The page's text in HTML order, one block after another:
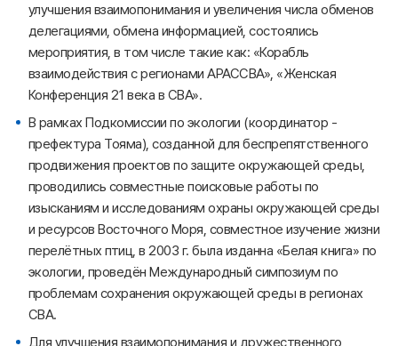
улучшения взаимопонимания и увеличения числа обменов
делегациями, обмена информацией, состоялись
мероприятия, в том числе такие как: «Корабль
взаимодействия с регионами АРАССВА», «Женская
Конференция 21 века в СВА».
В рамках Подкомиссии по экологии (координатор -
префектура Тояма), созданной для беспрепятственного
продвижения проектов по защите окружающей среды,
проводились совместные поисковые работы по
изысканиям и исследованиям охраны окружающей среды
и ресурсов Восточного Моря, совместное изучение жизни
перелётных птиц, в 2003 г. была изданна «Белая книга» по
экологии, проведён Международный симпозиум по
проблемам сохранения окружающей среды в регионах
СВА.
Для улучшения взаимопонимания и дружественного